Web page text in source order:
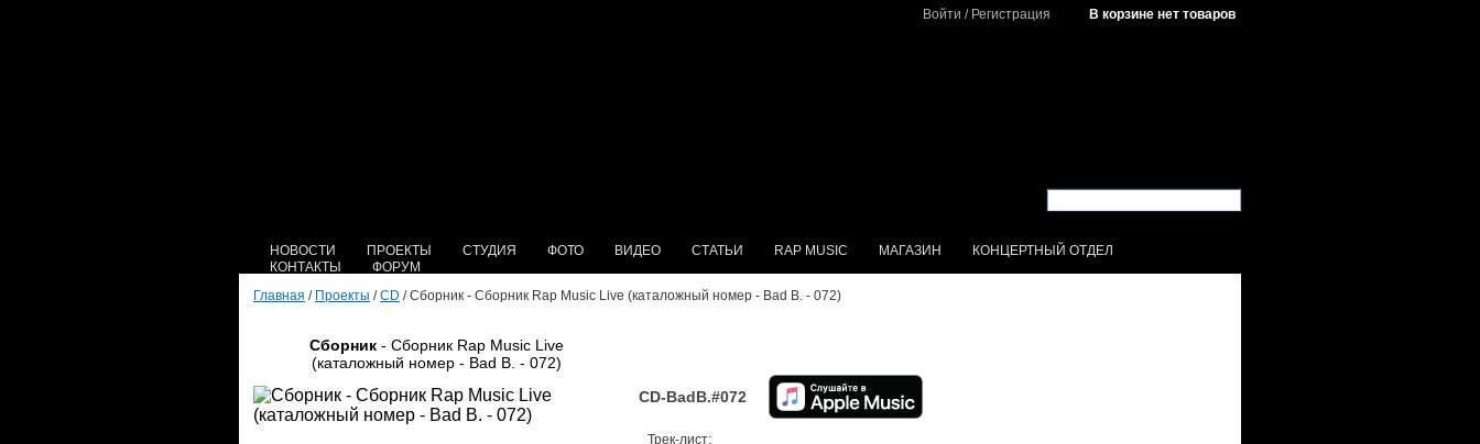
Войти / Регистрация В корзине нет товаров
НОВОСТИ ПРОЕКТЫ СТУДИЯ ФОТО ВИДЕО СТАТЬИ RAP MUSIC МАГАЗИН
КОНЦЕРТНЫЙ ОТДЕЛ
КОНТАКТЫ
ФОРУМ
Главная / Проекты /CD / Сборник - Сборник Rap Music Live (каталожный номер - Bad B. - 072)
Сборник- Сборник Rap Music Live
(каталожный номер - Bad B. - 072)
CD-BadB.#072
Трек-лист: